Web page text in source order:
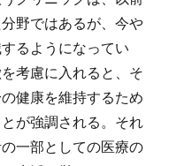
野ではあるが、今や
るようになってい
考慮に入れると、そ
健康を維持するため
が強調される。それ
一部としての医療の